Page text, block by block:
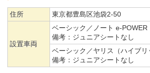
住所 東京都豊島区池袋2-50
設置車両
ベーシック／ノート e-POWER
備考： ジュニアシートなし
ベーシック／ヤリス（ハイブリ
備考： ジュニアシートなし